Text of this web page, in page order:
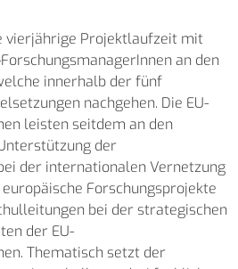
vierjährige Projektlaufzeit mit
an den
innerhalb der fünf
nachgehen. Die EU-
leisten seitdem an den
der
der internationalen Vernetzung
Forschungsprojekte
bei der strategischen
der EU-
Thematisch setzt der